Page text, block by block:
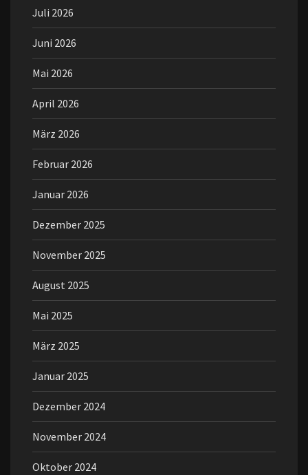
Juli 2026
Juni 2026
Mai 2026
April 2026
März 2026
Februar 2026
Januar 2026
Dezember 2025
November 2025
August 2025
Mai 2025
März 2025
Januar 2025
Dezember 2024
November 2024
Oktober 2024